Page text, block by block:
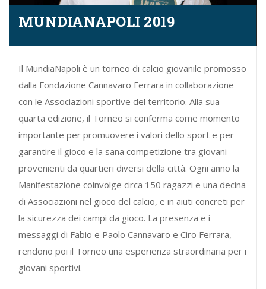
MUNDIANAPOLI 2019
Il MundiaNapoli è un torneo di calcio giovanile promosso
dalla Fondazione Cannavaro Ferrara in collaborazione
con le Associazioni sportive del territorio. Alla sua
quarta edizione, il Torneo si conferma come momento
importante per promuovere i valori dello sport e per
garantire il gioco e la sana competizione tra giovani
provenienti da quartieri diversi della città. Ogni anno la
Manifestazione coinvolge circa 150 ragazzi e una decina
di Associazioni nel gioco del calcio, e in aiuti concreti per
la sicurezza dei campi da gioco. La presenza e i
messaggi di Fabio e Paolo Cannavaro e Ciro Ferrara,
rendono poi il Torneo una esperienza straordinaria per i
giovani sportivi.